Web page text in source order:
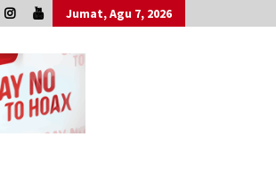
Jumat, Agu 7, 2026